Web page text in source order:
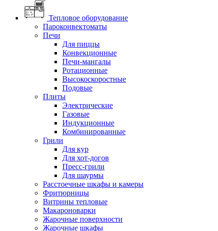
Тепловое оборудование
Пароконвектоматы
Печи
Для пиццы
Конвекционные
Печи-мангалы
Ротационные
Высокоскоростные
Подовые
Плиты
Электрические
Газовые
Индукционные
Комбинированные
Грили
Для кур
Для хот-догов
Пресс-грили
Для шаурмы
Расстоечные шкафы и камеры
Фритюрницы
Витрины тепловые
Макароноварки
Жарочные поверхности
Жарочные шкафы